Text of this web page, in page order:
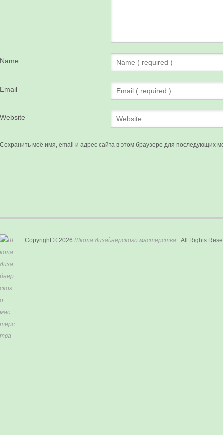
Name
Email
Website
Сохранить моё имя, email и адрес сайта в этом браузере для последующих
Copyright © 2026 Школа дизайнерского мастерства . All Rights